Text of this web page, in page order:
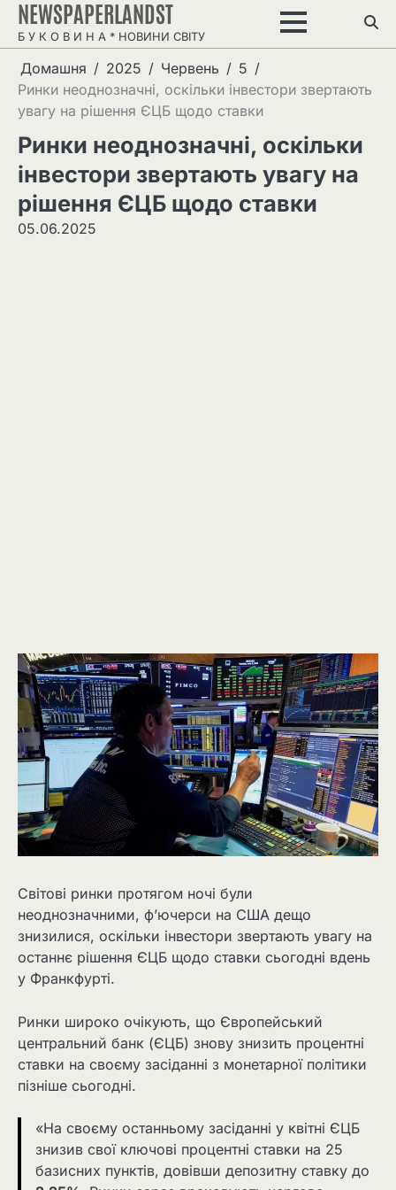
Перейти
вмісту
NEWSPAPERLANDST
Б У К О В И Н А * НОВИНИ СВІТУ
Домашня 2025 Червень
5
Ринки неоднозначні, оскільки інвестори звертають
увагу на рішення ЄЦБ щодо ставки
Ринки неоднозначні, оскільки
інвестори звертають увагу на
рішення ЄЦБ щодо ставки
05.06.2025
Світові ринки протягом ночі були
неоднозначними, ф’ючерси на США дещо
знизилися, оскільки інвестори звертають увагу на
останнє рішення ЄЦБ щодо ставки сьогодні вдень
у Франкфурті.
Ринки широко очікують, що Європейський
центральний банк (ЄЦБ) знову знизить процентні
ставки на своєму засіданні з монетарної політики
пізніше сьогодні.
«На своєму останньому засіданні у квітні ЄЦБ
знизив свої ключові процентні ставки на 25
базисних пунктів, довівши депозитну ставку до